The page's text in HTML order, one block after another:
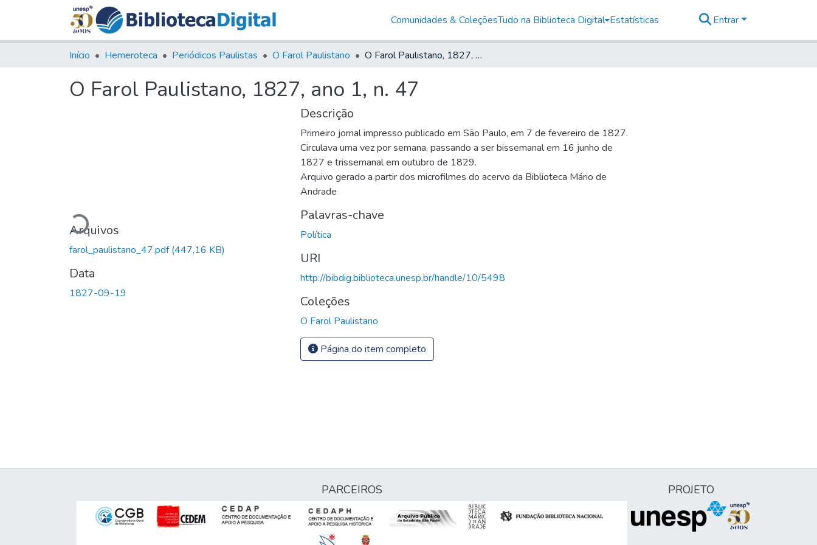
Comunidades & ColeçõesTudo na Biblioteca Digital Estatísticas Entrar
Início Hemeroteca Periódicos Paulistas O Farol Paulistano O Farol Paulistano, 1827, ano 1, n. 47
O Farol Paulistano, 1827, ano 1, n. 47
Carregando...
Arquivos
farol_paulistano_47.pdf(447,16 KB)
Data
1827-09-19
Descrição
Primeiro jornal impresso publicado em São Paulo, em 7 de fevereiro de 1827.
Circulava uma vez por semana, passando a ser bissemanal em 16 junho de
1827 e trissemanal em outubro de 1829.
Arquivo gerado a partir dos microfilmes do acervo da Biblioteca Mário de
Andrade
Palavras-chave
Política
URI
http://bibdig.biblioteca.unesp.br/handle/10/5498
Coleções
O Farol Paulistano
Página do item completo
PARCEIROS PROJETO